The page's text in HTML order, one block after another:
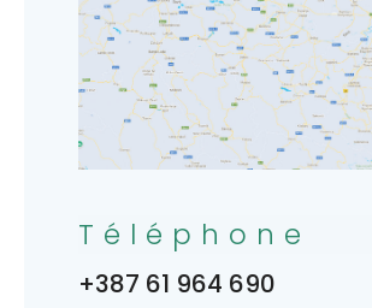
Téléphone
+387 61 964 690